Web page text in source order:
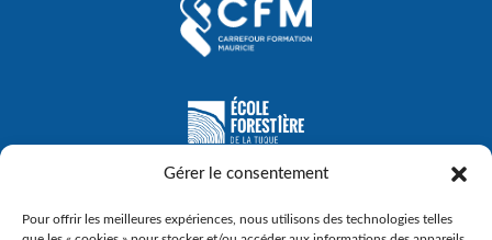
Gérer le consentement
Pour offrir les meilleures expériences, nous utilisons des technologies telles